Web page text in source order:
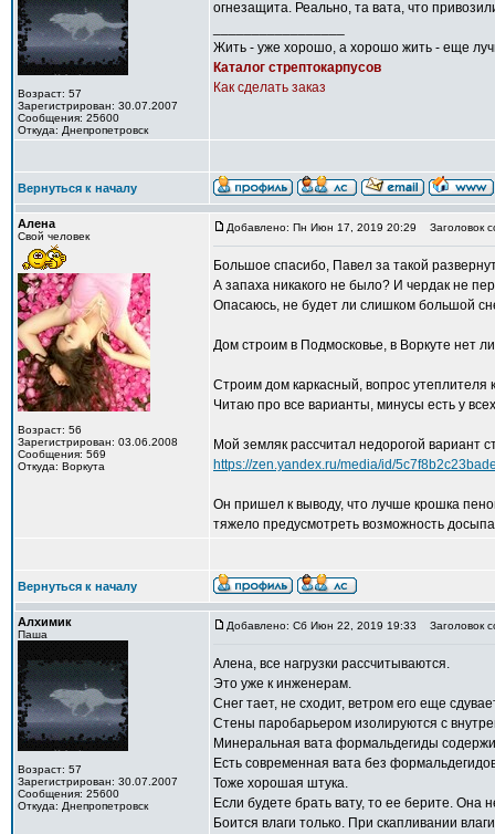
Возраст: 57
Зарегистрирован: 30.07.2007
Сообщения: 25600
Откуда: Днепропетровск
огнезащита. Реально, та вата, что
Жить - уже хорошо, а хорошо жить - еще
Каталог стрептокарпусов
Как сделать заказ
Вернуться к началу
Алена
Свой человек
Возраст: 56
Зарегистрирован: 03.06.2008
Сообщения: 569
Откуда: Воркута
Добавлено: Пн Июн 17, 2019 20:29 Заголовок
Большое спасибо, Павел за такой
А запаха никакого не было? И чердак не
Опасаюсь, не будет ли слишком большой
Дом строим в Подмосковье, в Воркуте нет
Строим дом каркасный, вопрос утеплителя
Читаю про все варианты, минусы есть у
Мой земляк рассчитал недорогой вариант
https://zen.yandex.ru/media/id/
Он пришел к выводу, что лучше крошка
тяжело предусмотреть возможность
Вернуться к началу
Алхимик
Паша
Возраст: 57
Зарегистрирован: 30.07.2007
Сообщения: 25600
Откуда: Днепропетровск
Добавлено: Сб Июн 22, 2019 19:33 Заголовок
Алена, все нагрузки рассчитываются.
Это уже к инженерам.
Снег тает, не сходит, ветром его еще
Стены паробарьером изолируются с
Минеральная вата формальдегиды
Есть современная вата без
Тоже хорошая штука.
Если будете брать вату, то ее берите. Она
Боится влаги только. При скапливании